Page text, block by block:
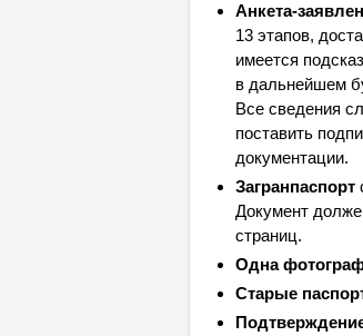
Анкета-
13 этапов,
имеется
в дальнейшем
Все сведения
поставить
документации.
Загранпаспорт
Документ
страниц.
Одна
Старые